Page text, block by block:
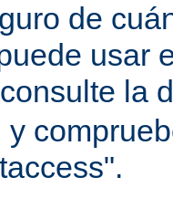
de
usar
la
y